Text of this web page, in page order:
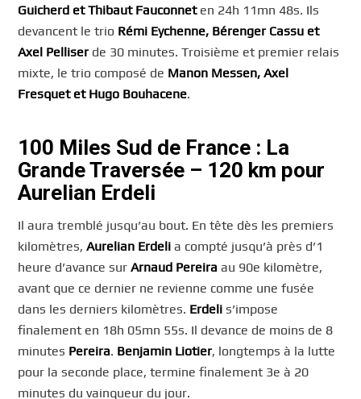
Guicherd et Thibaut Fauconneten 24h 11mn 48s. Ils
devancent le trio Rémi Eychenne, Bérenger Cassu et
Axel Pelliser de 30 minutes. Troisième et premier relais
mixte, le trio composé de Manon Messen, Axel
Fresquet et Hugo Bouhacene.
100 Miles Sud de France : La
Grande Traversée – 120 km pour
Aurelian Erdeli
Il aura tremblé jusqu’au bout. En tête dès les premiers
kilomètres,Aurelian Erdeli a compté jusqu’à près d’1
heure d’avance surArnaud Pereiraau 90e kilomètre,
avant que ce dernier ne revienne comme une fusée
dans les derniers kilomètres. Erdeli s’impose
finalement en 18h 05mn 55s. Il devance de moins de 8
minutes Pereira. Benjamin Liotier, longtemps à la lutte
pour la seconde place, termine finalement 3e à 20
minutes du vainqueur du jour.